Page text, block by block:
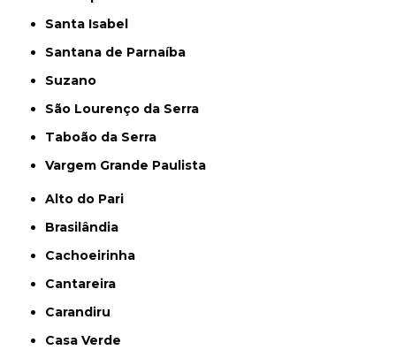
Santa Isabel
Santana de Parnaíba
Suzano
São Lourenço da Serra
Taboão da Serra
Vargem Grande Paulista
Alto do Pari
Brasilândia
Cachoeirinha
Cantareira
Carandiru
Casa Verde